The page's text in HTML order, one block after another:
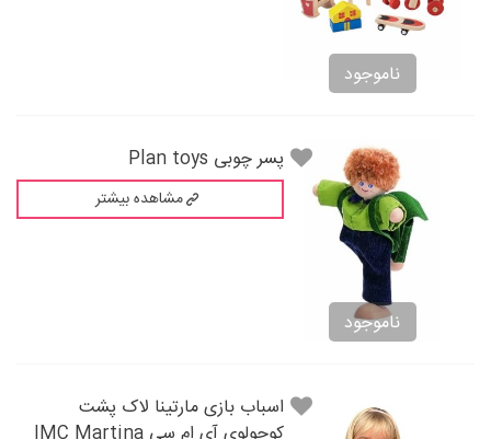
ناموجود
ناموجود
پسر چوبی Plan toys
مشاهده بیشتر
اسباب بازی مارتینا لاک پشت